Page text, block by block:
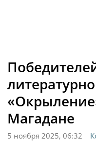
Магадане
5 ноября 2025, 06:32